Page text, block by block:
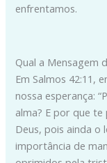
enfrentamos.
Qual a Mensagem
Em Salmos 42:11,
nossa esperança:
alma? E por que
Deus, pois ainda o
importância de